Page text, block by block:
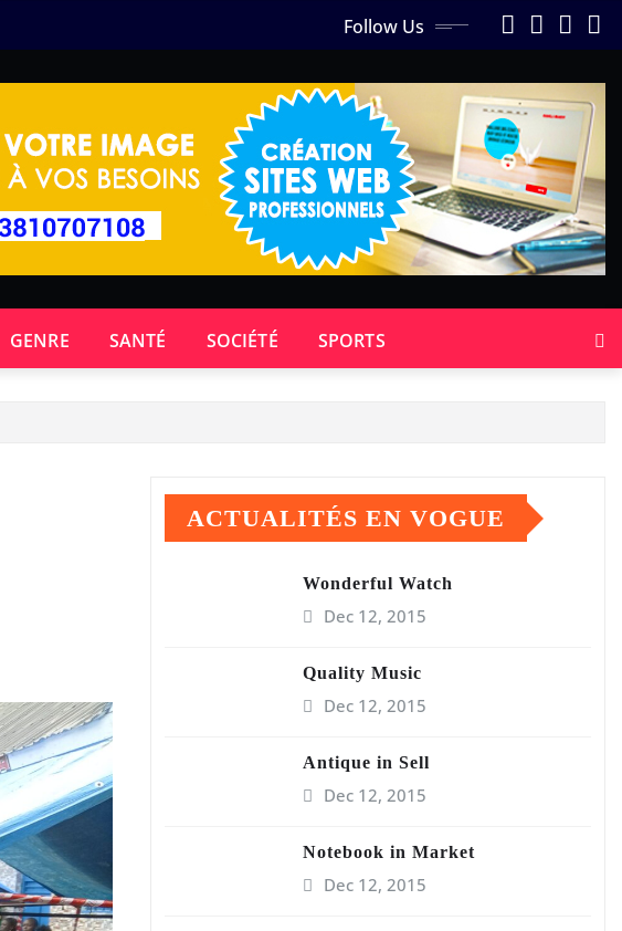
Follow Us
GENRE SANTÉ SOCIÉTÉ SPORTS
ACTUALITÉS EN VOGUE
Wonderful Watch
Dec 12, 2015
Quality Music
Dec 12, 2015
Antique in Sell
Dec 12, 2015
Notebook in Market
Dec 12, 2015